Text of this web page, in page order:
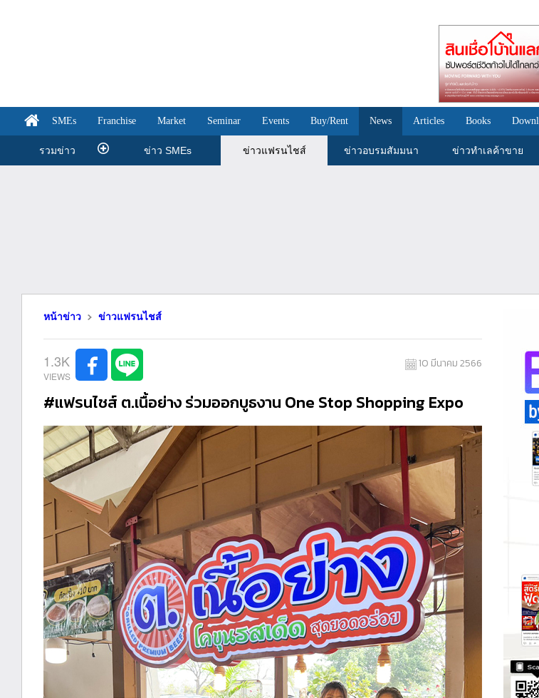
SMEs Franchise Market Seminar Events Buy/Rent News Articles Books
รวมข่าว ข่าว SMEs ข่าวแฟรนไชส์ ข่าวอบรมสัมมนา ข่าวทำเลค้าขาย
หน้าข่าว ข่าวแฟรนไชส์
1.3K 10 มีนาคม 2566
#แฟรนไชส์ ต.เนื้อย่าง ร่วมออกบูธงาน One Stop Shopping Expo